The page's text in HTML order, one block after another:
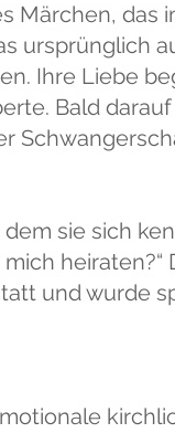
Märchen, das
ursprünglich
Ihre Liebe
Bald
sie sich
und wurde